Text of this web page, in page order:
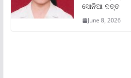
ସୋନିଆ ଦତ୍ତ
June 8, 2026